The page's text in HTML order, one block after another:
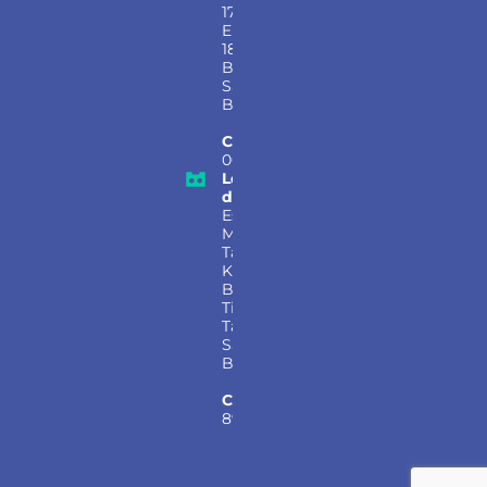
177, Sala 124,
Empresarial
18 Do Forte,
Barueri –
São Paulo,
Brasil
CEP:
001
Localização
da Fábrica:
Estrada
Municipal
Taciba, S/N
KM 02,
Bairro
Timburi,
Taciba –
São Paulo,
Brasil
CEP:
899